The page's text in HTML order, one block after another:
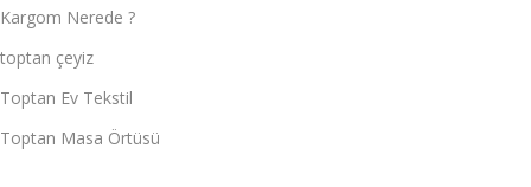
Kargom Nerede ?
toptan çeyiz
Toptan Ev Tekstil
Toptan Masa Örtüsü